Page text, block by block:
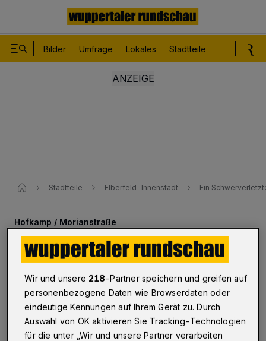
Bilder Umfrage Lokales Stadtteile
Stadtteile Elberfeld-Innenstadt Ein
Hofkamp / Morianstraße
Ein Schwerverletzter bei Unfall
in Elberfelder City
Wuppertal·Ein Audi-Fahrer hat sich am Sonntag (19.
Januar 2024) gegen 1:40 Uhr bei einem Verkehrsunfall
auf der Kreuzung Hofkamp / Morianstraße schwere
Verletzungen zugezogen.
Wir und unsere 218-Partner speichern und greifen auf
personenbezogene Daten wie Browserdaten oder
eindeutige Kennungen auf Ihrem Gerät zu. Durch
Auswahl von OK aktivieren Sie Tracking-Technologien
für die unter „Wir und unsere Partner verarbeiten